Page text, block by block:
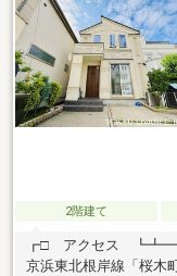
ア・窓・スロップシン
━━━━━・・・物件の
ださい。
2階建て
┏□ アクセス
京浜東北根岸線「桜木